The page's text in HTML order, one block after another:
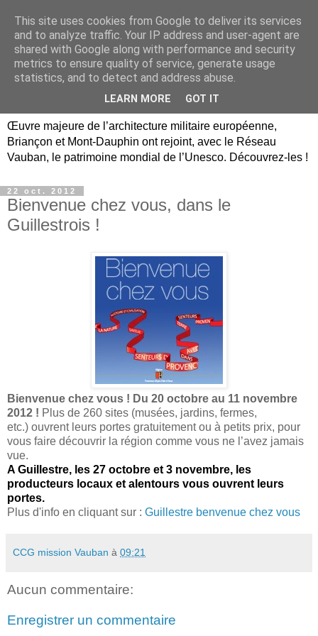
Briançon, Mont-Dauphin,
Vauban Unesco Hautes-
Œuvre majeure de l’architecture militaire européenne,
Briançon et Mont-Dauphin ont rejoint, avec le Réseau
Vauban, le patrimoine mondial de l’Unesco. Découvrez-les !
22 oct. 2012
Bienvenue chez vous, dans le
Guillestrois !
Bienvenue chez vous ! Du 20 octobre au 11 novembre
2012 ! Plus de 260 sites (musées, jardins, fermes,
etc.) ouvrent leurs portes gratuitement ou à petits prix, pour
vous faire découvrir la région comme vous ne l’avez jamais
vue.
A Guillestre, les 27 octobre et 3 novembre, les
producteurs locaux et alentours vous ouvrent leurs
portes.
Plus d'info en cliquant sur : Guillestre benvenue chez vous
CCG mission Vauban à 09:21
Aucun commentaire:
Enregistrer un commentaire
This site uses cookies from Google to deliver its services
and to analyze traffic. Your IP address and user-agent are
shared with Google along with performance and security
metrics to ensure quality of service, generate usage
statistics, and to detect and address abuse.
LEARN MORE GOT IT